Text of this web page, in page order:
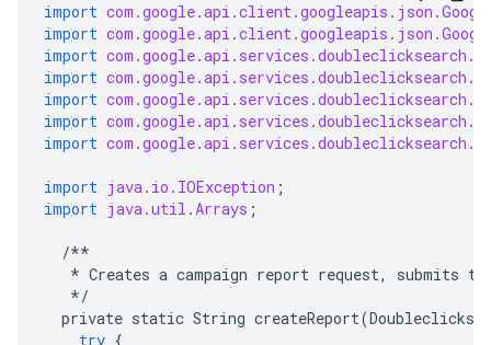
import
import
import
import
import
import
import
import java.io.IOException ;
import java.util.Arrays ;
/**
* Creates a campaign report request, submits
*/
private static String createReport(
try {